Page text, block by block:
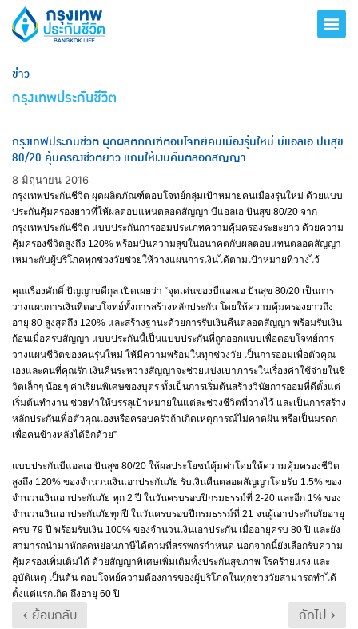
ข่าว
กรุงเทพประกันชีวิต
กรุงเทพประกันชีวิต ผุดผลิตภัณฑ์ตอบโจทย์คนเมืองรุ่นใหม่ บีแอลเอ ปันสุข
80/20 คุ้มครองชีวิตยาว แถมให้เงินคืนตลอดสัญญา
8 มิถุนายน 2016
กรุงเทพประกันชีวิต ผุดผลิตภัณฑ์ตอบโจทย์กลุ่มเป้าหมายคนเมืองรุ่นใหม่ ด้วยแบบ
ประกันคุ้มครองยาวที่ให้ผลตอบแทนตลอดสัญญา บีแอลเอ ปันสุข 80/20 จาก
กรุงเทพประกันชีวิต แบบประกันการออมประเภทความคุ้มครองระยะยาว ด้วยความ
คุ้มครองชีวิตสูงถึง 120% พร้อมปันความสุขในอนาคตกับผลตอบแทนตลอดสัญญา
เหมาะกับผู้บริโภคทุกช่วงวัยช่วยให้วางแผนการเงินได้ตามเป้าหมายที่วางไว้
คุณเรืองศักดิ์ ปัญญาบดีกุล เปิดเผยว่า “จุดเด่นของบีแอลเอ ปันสุข 80/20 เป็นการ
วางแผนการเงินที่ตอบโจทย์ทั้งการสร้างหลักประกัน โดยให้ความคุ้มครองยาวถึง
อายุ 80 สูงสุดถึง 120% และสร้างฐานะด้วยการรับเงินคืนตลอดสัญญา พร้อมรับเงิน
ก้อนเมื่อครบสัญญา แบบประกันนี้เป็นแบบประกันที่ถูกออกแบบเพื่อตอบโจทย์การ
วางแผนชีวิตของคนรุ่นใหม่ ให้มีความพร้อมในทุกช่วงวัย เป็นการออมเพื่อตัวคุณ
เองและคนที่คุณรัก เงินคืนระหว่างสัญญาจะช่วยแบ่งเบาภาระในเรื่องค่าใช้จ่ายในชี
วิตเล็กๆ น้อยๆ ค่าเรียนพิเศษของบุตร ทั้งเป็นการเริ่มต้นสร้างวินัยการออมที่ดีตั้งแต่
เริ่มต้นทำงาน ช่วยทำให้บรรลุเป้าหมายในแต่ละช่วงชีวิตที่วางไว้ และเป็นการสร้าง
หลักประกันเพื่อตัวคุณเองหรือครอบครัวถ้าเกิดเหตุการณ์ไม่คาดฝัน หรือเป็นมรดก
เพื่อคนข้างหลังได้อีกด้วย”
​แบบประกันบีแอลเอ ปันสุข 80/20 ให้ผลประโยชน์คุ้มค่าโดยให้ความคุ้มครองชีวิต
สูงถึง 120% ของจำนวนเงินเอาประกันภัย รับเงินคืนตลอดสัญญาโดยรับ 1.5% ของ
จำนวนเงินเอาประกันภัย ทุก 2 ปี ในวันครบรอบปีกรมธรรม์ที่ 2-20 และอีก 1% ของ
จำนวนเงินเอาประกันภัยทุกปี ในวันครบรอบปีกรมธรรม์ที่ 21 จนผู้เอาประกันภัยอายุ
ครบ 79 ปี พร้อมรับเงิน 100% ของจำนวนเงินเอาประกัน เมื่ออายุครบ 80 ปี และยัง
สามารถนำมาหักลดหย่อนภาษีได้ตามที่สรรพกรกำหนด นอกจากนี้ยังเลือกรับความ
คุ้มครองเพิ่มเติมได้ ด้วยสัญญาพิเศษเพิ่มเติมทั้งประกันสุขภาพ โรคร้ายแรง และ
อุบัติเหตุ เป็นต้น ตอบโจทย์ความต้องการของผู้บริโภคในทุกช่วงวัยสามารถทำได้
ตั้งแต่แรกเกิด ถึงอายุ 60 ปี
‹ ย้อนกลับ ถัดไป ›